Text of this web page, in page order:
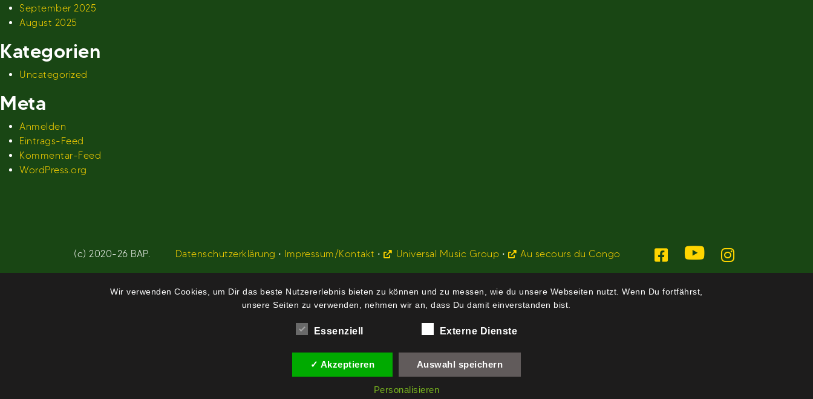
September 2025
August 2025
Kategorien
Uncategorized
Meta
Anmelden
Eintrags-Feed
Kommentar-Feed
WordPress.org
(c) 2020-26 BAP. Datenschutzerklärung • Impressum/Kontakt • Universal Music Group • Au secours du Congo
Wir verwenden Cookies, um Dir das beste Nutzererlebnis bieten zu können und zu messen, wie du unsere Webseiten nutzt. Wenn Du fortfährst,
unsere Seiten zu verwenden, nehmen wir an, dass Du damit einverstanden bist.
Essenziell Externe Dienste
✓ Akzeptieren Auswahl speichern
Personalisieren